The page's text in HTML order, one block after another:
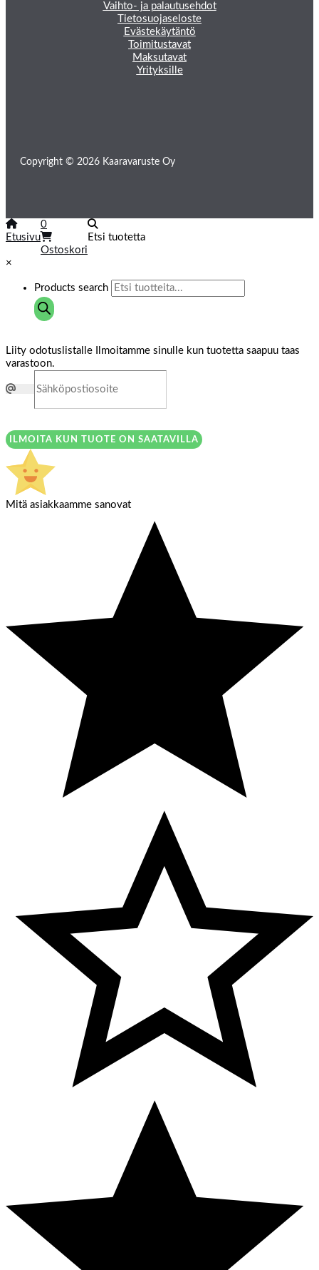
Vaihto- ja palautusehdot
Tietosuojaseloste
Evästekäytäntö
Toimitustavat
Maksutavat
Yrityksille
Copyright © 2026 Kaaravaruste Oy
Etusivu
0
Ostoskori
Etsi tuotetta
×
Products search
Liity odotuslistalle
Ilmoitamme sinulle kun tuotetta saapuu taas
varastoon.
ILMOITA KUN TUOTE ON SAATAVILLA
Mitä asiakkaamme sanovat